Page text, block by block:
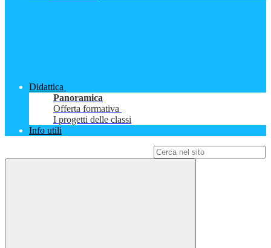
Didattica
Panoramica
Offerta formativa
I progetti delle classi
Info utili